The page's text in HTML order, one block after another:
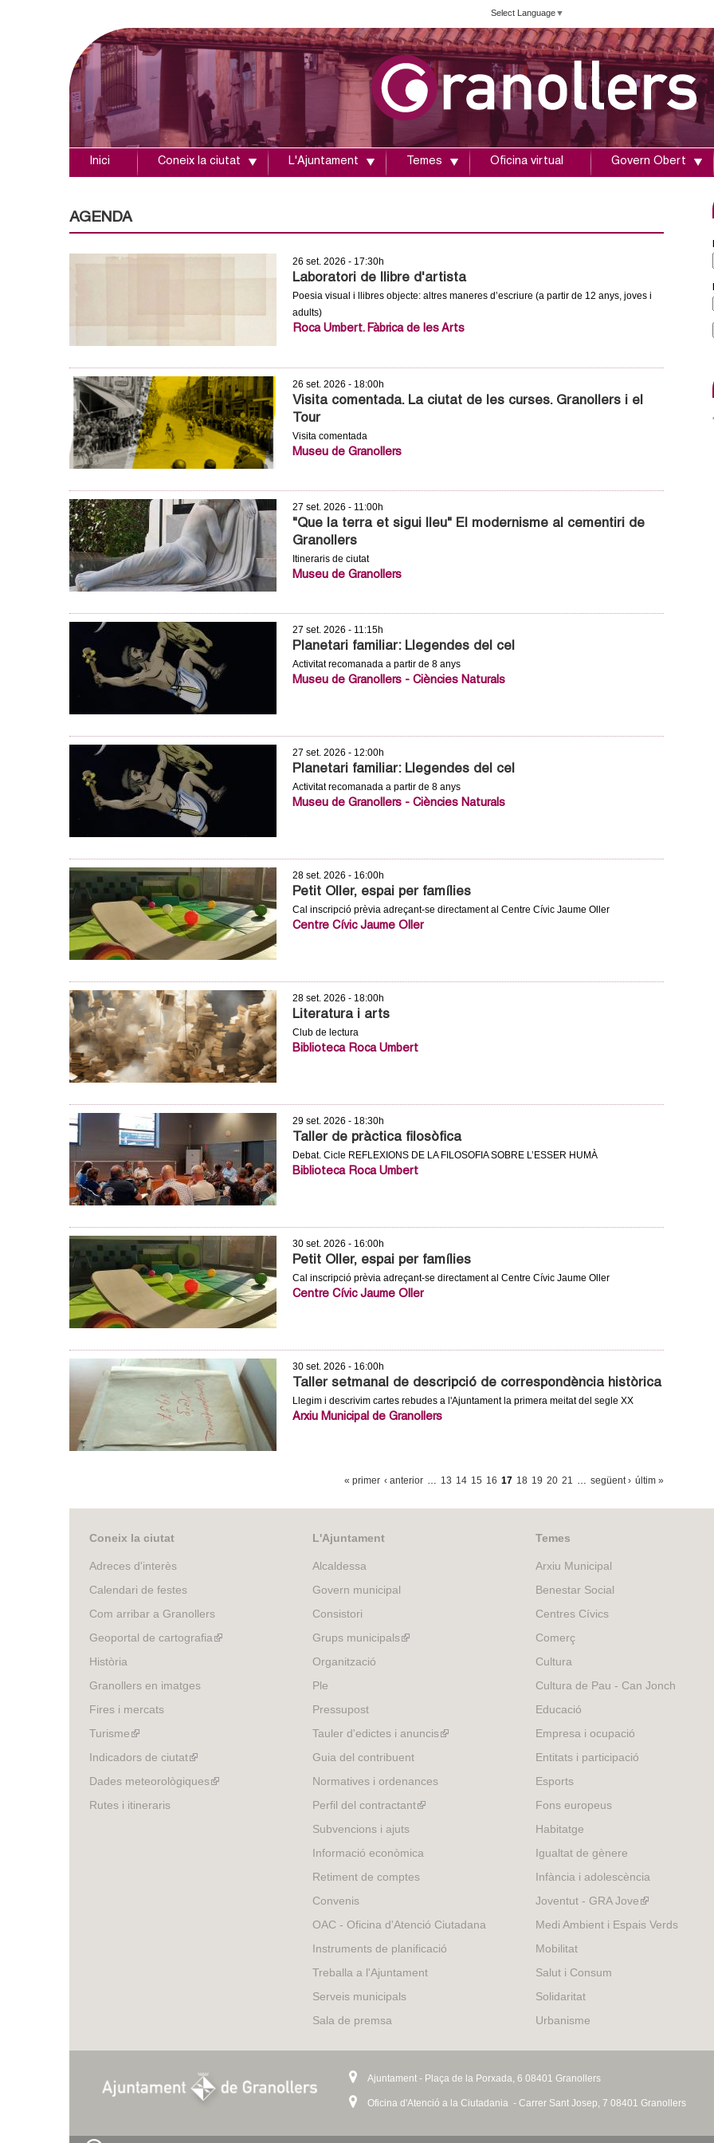
Vés
al
contingut
Select Language▼
u
n
m
e
n
d
e
G
r
o
l
r
s
Inici Coneix la ciutat L'Ajuntament Temes Oficina virtual Govern Obert
AGENDA
26 set. 2026 - 17:30h
Laboratori de llibre d'artista
Poesia visual i llibres objecte: altres maneres d’escriure (a partir de 12 anys, joves i
adults)
Roca Umbert. Fàbrica de les Arts
26 set. 2026 - 18:00h
Visita comentada. La ciutat de les curses. Granollers i el
Tour
Visita comentada
Museu de Granollers
27 set. 2026 - 11:00h
"Que la terra et sigui lleu" El modernisme al cementiri de
Granollers
Itineraris de ciutat
Museu de Granollers
27 set. 2026 - 11:15h
Planetari familiar: Llegendes del cel
Activitat recomanada a partir de 8 anys
Museu de Granollers - Ciències Naturals
27 set. 2026 - 12:00h
Planetari familiar: Llegendes del cel
Activitat recomanada a partir de 8 anys
Museu de Granollers - Ciències Naturals
28 set. 2026 - 16:00h
Petit Oller, espai per famílies
Cal inscripció prèvia adreçant-se directament al Centre Cívic Jaume Oller
Centre Cívic Jaume Oller
28 set. 2026 - 18:00h
Literatura i arts
Club de lectura
Biblioteca Roca Umbert
29 set. 2026 - 18:30h
Taller de pràctica filosòfica
Debat. Cicle REFLEXIONS DE LA FILOSOFIA SOBRE L’ESSER HUMÀ
Biblioteca Roca Umbert
30 set. 2026 - 16:00h
Petit Oller, espai per famílies
Cal inscripció prèvia adreçant-se directament al Centre Cívic Jaume Oller
Centre Cívic Jaume Oller
30 set. 2026 - 16:00h
Taller setmanal de descripció de correspondència històrica
Llegim i descrivim cartes rebudes a l'Ajuntament la primera meitat del segle XX
Arxiu Municipal de Granollers
À
« primer ‹ anterior … 13 14 15 16 17 18 19 20 21 … següent › últim »
Coneix la ciutat
Adreces d'interès
Calendari de festes
Com arribar a Granollers
Geoportal de cartografia(link
Història
Granollers en imatges
Fires i mercats
Turisme(link
is
Indicadors de ciutat(link
is
Dades meteorològiques(link
Rutes i itineraris
L'Ajuntament
Alcaldessa
Govern municipal
Consistori
Grups municipals(link
Organització
Ple
Pressupost
Tauler d'edictes i anuncis(link
Guia del contribuent
Normatives i ordenances
Perfil del contractant(link
Subvencions i ajuts
Informació econòmica
Retiment de comptes
Convenis
OAC - Oficina d'Atenció Ciutadana
Instruments de planificació
Treballa a l'Ajuntament
Serveis municipals
Sala de premsa
Temes
Arxiu Municipal
Benestar Social
Centres Cívics
Comerç
Cultura
Cultura de Pau - Can Jonch
Educació
Empresa i ocupació
Entitats i participació
Esports
Fons europeus
Habitatge
Igualtat de gènere
Infància i adolescència
Joventut - GRA Jove(link
is
Medi Ambient i Espais Verds
Mobilitat
Salut i Consum
Solidaritat
Urbanisme
Ajuntament - Plaça de la Porxada, 6 08401 Granollers
Oficina d'Atenció a la Ciutadania - Carrer Sant Josep, 7 08401 Granollers